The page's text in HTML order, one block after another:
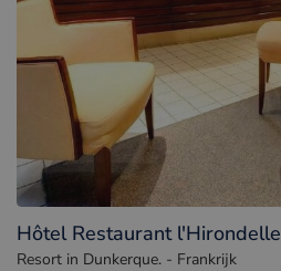
Hôtel Restaurant l'Hirondelle
Resort in Dunkerque. - Frankrijk